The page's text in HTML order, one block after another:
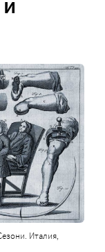
Италия,